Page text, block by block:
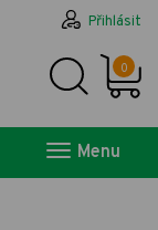
Přihlásit
0
Menu